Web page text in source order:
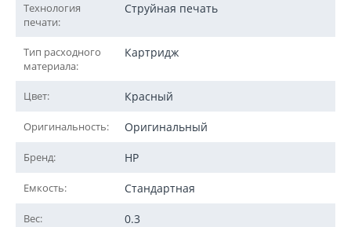
Технология
печати:
Струйная печать
Тип расходного
материала:
Картридж
Цвет: Красный
Оригинальность: Оригинальный
Бренд: HP
Емкость: Стандартная
Вес: 0.3